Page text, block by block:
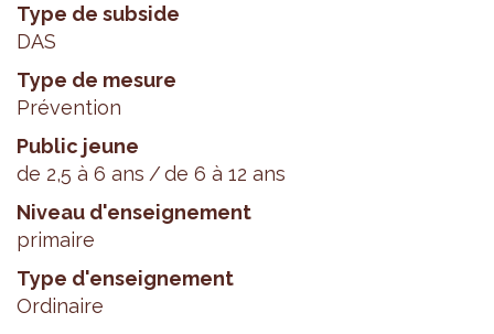
Type de subside
DAS
Type de mesure
Prévention
Public jeune
de 2,5 à 6 ans
de 6 à 12 ans
Niveau d'enseignement
primaire
Type d'enseignement
Ordinaire